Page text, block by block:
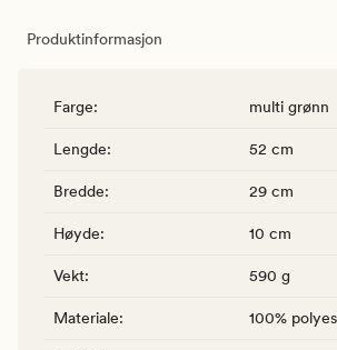
Produktinformasjon
Farge: multi grønn
Lengde: 52 cm
Bredde: 29 cm
Høyde: 10 cm
Vekt: 590 g
Materiale: 100%